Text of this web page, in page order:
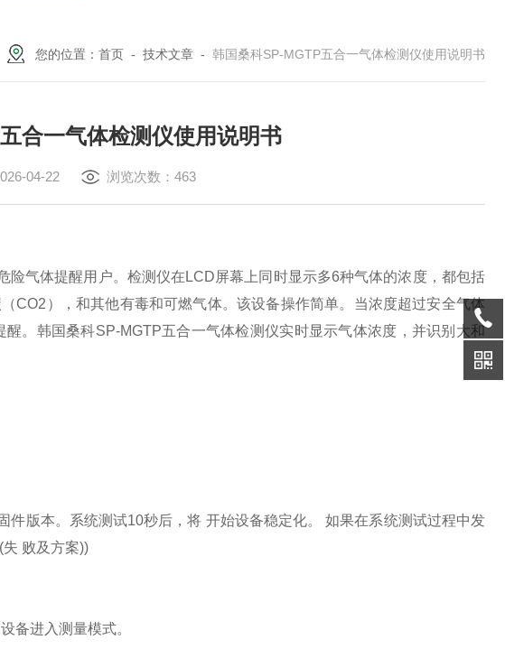
您的位置： 首页 - 技术文章 - 韩国桑科SP-MGTP五合一气体检测仪使用说明书
合一气体检测仪使用说明书
04-22 浏览次数：463
气体提醒用户。检测仪在LCD屏幕上同时显示多6种气体的浓度，都包括
CO2），和其他有毒和可燃气体。该设备操作简单。当浓度超过安全气体
。韩国桑科SP-MGTP五合一气体检测仪实时显示气体浓度，并识别大和
件版本。系统测试10秒后，将 开始设备稳定化。 如果在系统测试过程中发
败及方案))
备进入测量模式。